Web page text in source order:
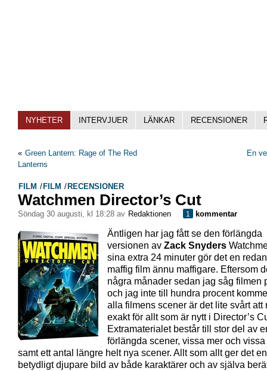
NYHETER INTERVJUER LÄNKAR RECENSIONER
« Green Lantern: Rage of The Red
Lanterns
En
FILM / FILM / RECENSIONER
Watchmen Director’s Cut
söndag 30 augusti, kl 18:28 av Redaktionen 1 kommentar
Äntligen har jag fått se den förlängda
versionen av Zack Snyders
sina extra 24 minuter gör det en
maffig film ännu maffigare. Eftersom
några månader sedan jag såg filmen
och jag inte till hundra procent
alla filmens scener är det lite svårt att
exakt för allt som är nytt i Director’s
Extramaterialet består till stor del av
förlängda scener, vissa mer och
samt ett antal längre helt nya scener. Allt som allt ger det en
betydligt djupare bild av både karaktärer och av själva